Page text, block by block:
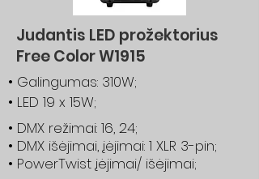
Judantis LED prožektorius
Free Color W1915
• Galingumas: 310W;
• LED 19 x 15W;
• DMX režimai: 16, 24;
• DMX išėjimai, įėjimai: 1 XLR 3-pin;
• PowerTwist įėjimai/ išėjimai;